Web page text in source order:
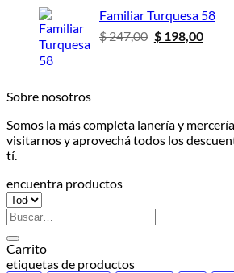
era:
$ 247,00.
es:
$
Familiar Turquesa 58
$247,00 El
$198,00El
Sobre nosotros
Somos la más completa lanería y
visitarnos y aprovechá todos los
tí.
encuentra productos
Buscar
por:
Carrito
etiquetas de productos